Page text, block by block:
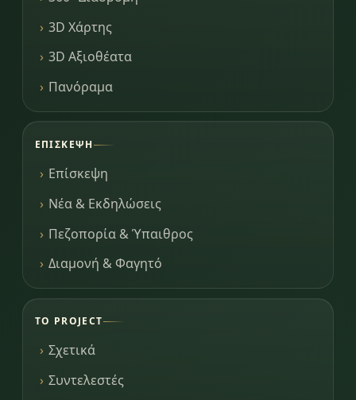
3D Χάρτης
3D Αξιοθέατα
Πανόραμα
ΕΠΊΣΚΕΨΗ
Επίσκεψη
Νέα & Εκδηλώσεις
Πεζοπορία & Ύπαιθρος
Διαμονή & Φαγητό
ΤΟ PROJECT
Σχετικά
Συντελεστές